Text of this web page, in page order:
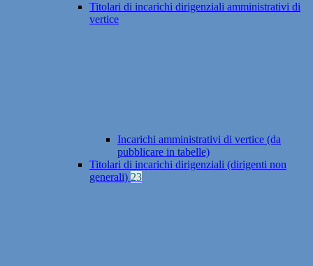
Titolari di incarichi dirigenziali amministrativi di
vertice
Incarichi amministrativi di vertice (da
pubblicare in tabelle)
Titolari di incarichi dirigenziali (dirigenti non
generali) 23